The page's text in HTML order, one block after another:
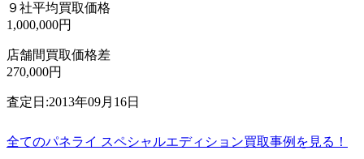
９社平均買取価格
1,000,000円
店舗間買取価格差
270,000円
査定日:2013年09月16日
全てのパネライ スペシャルエディション買取事例を見る！